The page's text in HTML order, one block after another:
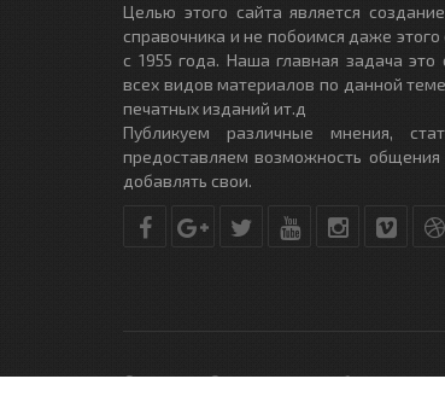
Целью этого сайта является
справочника и не побоимся даже
с 1955 года. Наша главная задача
всех видов материалов по данной
печатных изданий ит.д
Публикуем различные мнения,
предоставляем возможность
добавлять свои.
© Copyright © 2010-2017. Разработано